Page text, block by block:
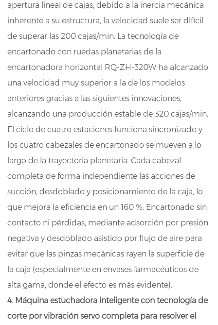
apertura lineal de cajas, debido a la inercia mecánica
inherente a su estructura, la velocidad suele ser difícil
de superar las 200 cajas/min. La tecnología de
encartonado con ruedas planetarias de la
encartonadora horizontal RQ-ZH-320W ha alcanzado
una velocidad muy superior a la de los modelos
anteriores gracias a las siguientes innovaciones,
alcanzando una producción estable de 320 cajas/min.
El ciclo de cuatro estaciones funciona sincronizado y
los cuatro cabezales de encartonado se mueven a lo
largo de la trayectoria planetaria. Cada cabezal
completa de forma independiente las acciones de
succión, desdoblado y posicionamiento de la caja, lo
que mejora la eficiencia en un 160 %. Encartonado sin
contacto ni pérdidas, mediante adsorción por presión
negativa y desdoblado asistido por flujo de aire para
evitar que las pinzas mecánicas rayen la superficie de
la caja (especialmente en envases farmacéuticos de
alta gama, donde el efecto es más evidente).
4. Máquina estuchadora inteligente con tecnología de
corte por vibración servo completa para resolver el